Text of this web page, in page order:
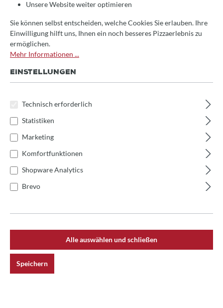
Durchschnittliche Bewertung von 0 von 5
Frontverlängerung für Valoriani Baby 60/75cm,
Unsere Website weiter optimieren
Sie können selbst entscheiden, welche Cookies Sie erlauben. Ihre
Einwilligung hilft uns, Ihnen ein noch besseres Pizzaerlebnis zu
ermöglichen.
Mehr Informationen ...
EINSTELLUNGEN
Technisch erforderlich
Statistiken
Marketing
Komfortfunktionen
Shopware Analytics
Brevo
Alle auswählen und schließen
Speichern